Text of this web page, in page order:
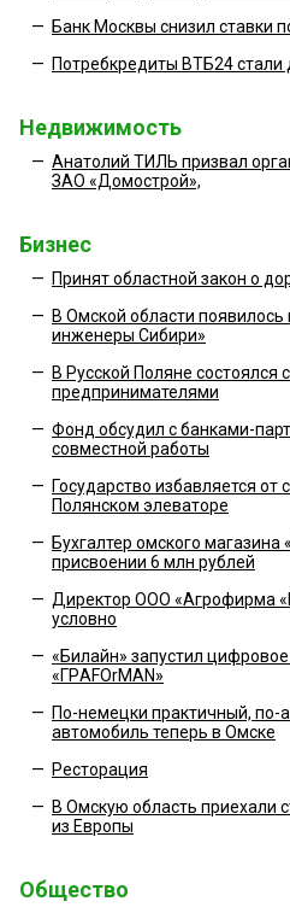
— Банк Москвы снизил ставки
— Потребкредиты ВТБ24 стали
Недвижимость
— Анатолий ТИЛЬ призвал
ЗАО «Домострой»,
Бизнес
— Принят областной закон о
— В Омской области
инженеры Сибири»
— В Русской Поляне состоялся
предпринимателями
— Фонд обсудил с банками-
совместной работы
— Государство избавляется от
Полянском элеваторе
— Бухгалтер омского
присвоении 6 млн рублей
— Директор ООО «Агрофирма
условно
— «Билайн» запустил
«ГРAFOrMAN»
— По-немецки практичный, по-
автомобиль теперь в Омске
— Ресторация
— В Омскую область приехали
из Европы
Общество